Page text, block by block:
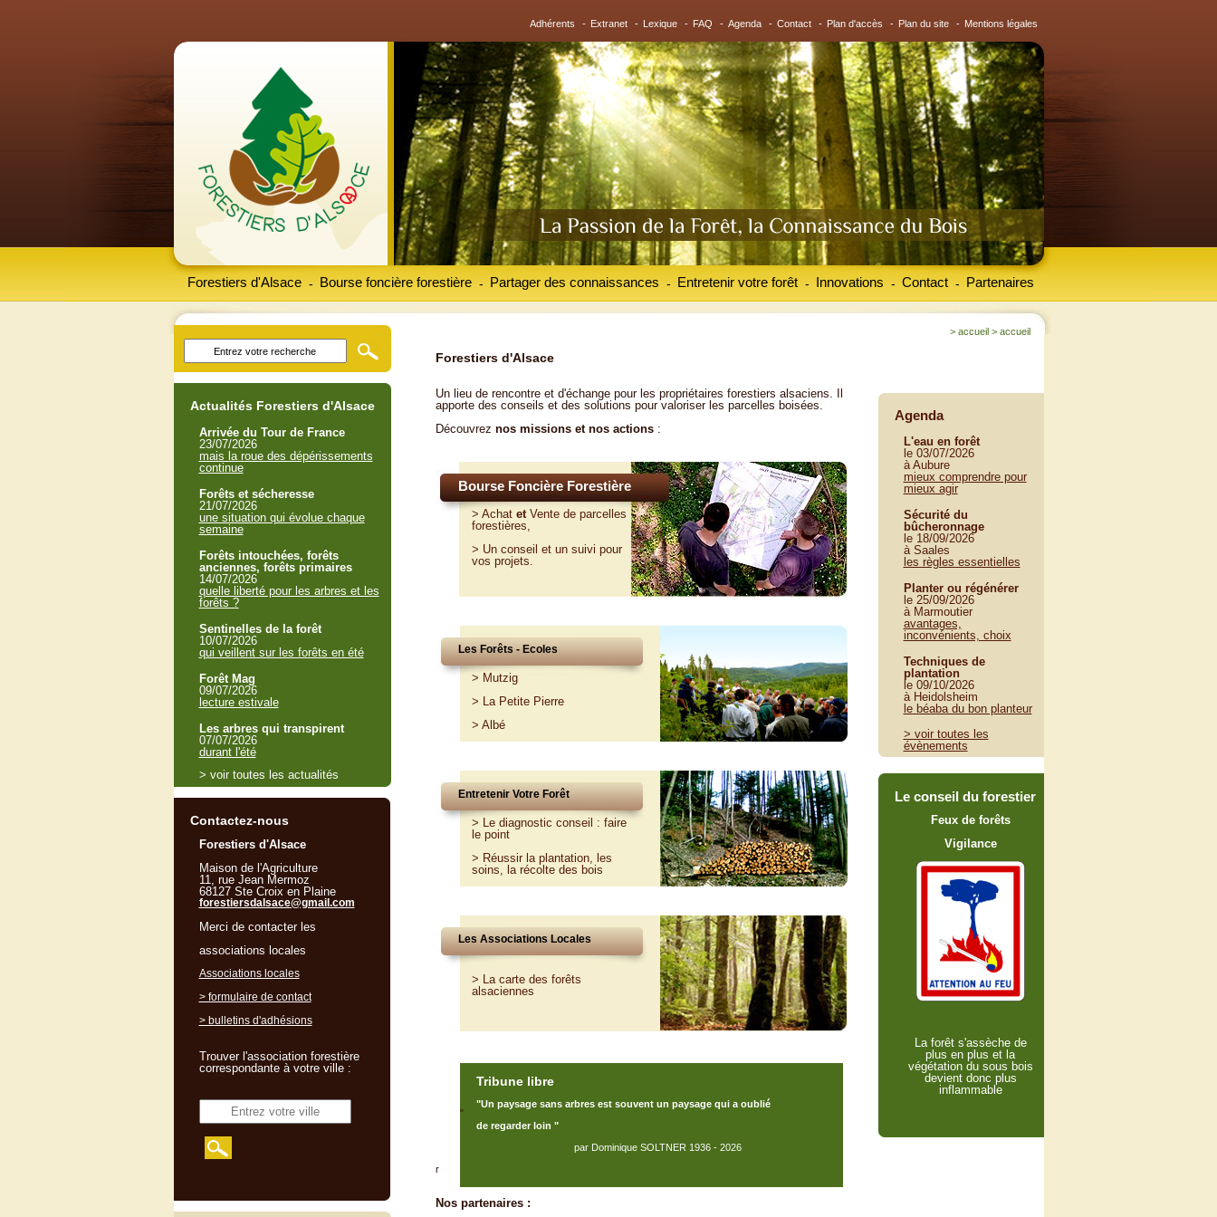
Adhérents - Extranet - Lexique - FAQ - Agenda - Contact - Plan d'accès - Plan du site - Mentions légales
Forestiers d'Alsace Bourse foncière forestière
- Partager des connaissances
- Entretenir votre forêt
- Innovations
- Contact
- Partenaires
-
Forestiers d'Alsace
Un lieu de rencontre et d'échange pour les propriétaires forestiers alsaciens. Il
apporte des conseils et des solutions pour valoriser les parcelles boisées.
Découvrez nos missions et nos actions:
Bourse Foncière Forestière
> Achatet Ventede parcelles
forestières,
> Un conseil et un suivi pour
vos projets.
Les Forêts - Ecoles
> Mutzig
> La Petite Pierre
> Albé
Entretenir Votre Forêt
> Le diagnostic conseil : faire
le point
> Réussir la plantation, les
soins, la récolte des bois
Les Associations Locales
> La carte des forêts
alsaciennes
"
Tribune libre
"Un paysage sans arbres est souvent un paysage qui a oublié
de regarder loin "
par Dominique SOLTNER 1936 - 2026
r
Nos partenaires :
Actualités Forestiers d'Alsace
Arrivée du Tour de France
23/07/2026
mais la roue des dépérissements
continue
Forêts et sécheresse
21/07/2026
une situation qui évolue chaque
semaine
Forêts intouchées, forêts
anciennes, forêts primaires
14/07/2026
quelle liberté pour les arbres et les
forêts ?
Sentinelles de la forêt
10/07/2026
qui veillent sur les forêts en été
Forêt Mag
09/07/2026
lecture estivale
Les arbres qui transpirent
07/07/2026
durant l'été
> voir toutes les actualités
Contactez-nous
Forestiers d'Alsace
Maison de l'Agriculture
11, rue Jean Mermoz
68127 Ste Croix en Plaine
forestiersdalsace@gmail.com
Merci de contacter les
associations locales
Associations locales
> formulaire de contact
> bulletins d'adhésions
Trouver l'association forestière
correspondante à votre ville :
> accueil > accueil
Agenda
L'eau en forêt
le 03/07/2026
à Aubure
mieux comprendre pour
mieux agir
Sécurité du
bûcheronnage
le 18/09/2026
à Saales
les règles essentielles
Planter ou régénérer
le 25/09/2026
à Marmoutier
avantages,
inconvénients, choix
Techniques de
plantation
le 09/10/2026
à Heidolsheim
le béaba du bon planteur
> voir toutes les
évènements
Le conseil du forestier
Feux de forêts
Vigilance
La forêt s'assèche de
plus en plus et la
végétation du sous bois
devient donc plus
inflammable